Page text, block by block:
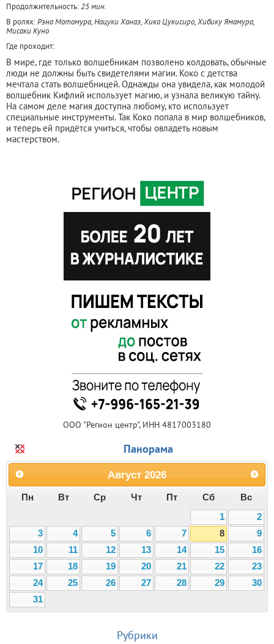
Продолжительность:25 мин.
В ролях:Рэна Мотомура, Нацуки Ханаэ, Хика Цукисиро, Хибику Ямамура,
Мисаки Куно
Где проходит:
В мире, где только волшебникам позволено колдовать, обычные
люди не должны быть свидетелями магии. Коко с детства
мечтала стать волшебницей. Однажды она увидела, как молодой
волшебник Кифлий использует магию, и узнала великую тайну.
На самом деле магия доступна любому, кто использует
специальные инструменты. Так Коко попала в мир волшебников,
и теперь ей придётся учиться, чтобы овладеть новым
мастерством.
ООО "Регион центр", ИНН 4817003180
Панорама
Август 2026
Пн Вт Ср Чт Пт Сб
Вс
1
2
3
4 5 6 7 8
9
10
11 12 13 14 15
16
17
18 19 20 21 22
23
24
25 26 27 28 29
30
31
Рубрики